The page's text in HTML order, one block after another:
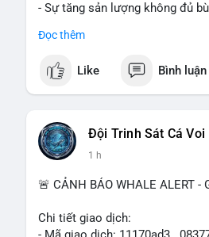
- Sự tăng sản lượng không đủ
#vlikevn #titanbot
📰 Nguồn: Cointelegraph
Đọc thêm
Like Bình luận
Đội Trinh Sát Cá Voi
1 h
🚨 CẢNH BÁO WHALE ALERT -
Chi tiết giao dịch: